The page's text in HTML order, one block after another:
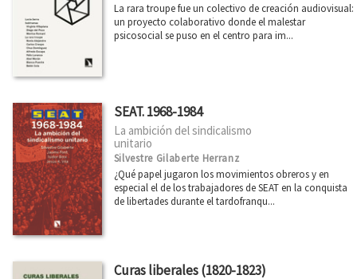
La rara troupe fue un colectivo de creación audiovisual:
un proyecto colaborativo donde el malestar
psicosocial se puso en el centro para im...
SEAT. 1968-1984
La ambición del sindicalismo
unitario
Silvestre Gilaberte Herranz
¿Qué papel jugaron los movimientos obreros y en
especial el de los trabajadores de SEAT en la conquista
de libertades durante el tardofranqu...
Curas liberales (1820-1823)